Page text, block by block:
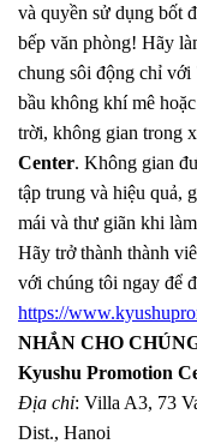
và quyền sử dụng bốt
bếp văn phòng! Hãy
chung sôi động chỉ
bầu không khí mê
trời, không gian trong
Center. Không gian
tập trung và hiệu quả,
mái và thư giãn khi
Hãy trở thành thành
với chúng tôi ngay để
https://
NHẮN CHO
Kyushu Promotion
Địa chỉ: Villa A3, 73
Dist., Hanoi